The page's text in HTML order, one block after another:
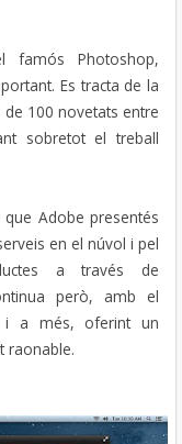
famós Photoshop,
Es tracta de la
100 novetats entre
sobretot el treball
Adobe presentés
en el núvol i pel
a través de
però, amb el
i a més, oferint un
raonable.